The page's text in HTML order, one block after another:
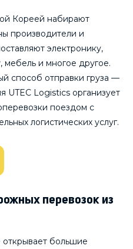
Кореей набирают
производители и
электронику,
мебель и многое другое.
способ отправки груза —
UTEC Logistics организует
поездом с
логистических услуг.
перевозок из
открывает большие